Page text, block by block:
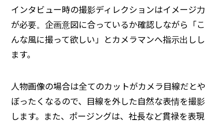
インタビュー時の撮影ディレクションはイメージ力
が必要。企画意図に合っているか確認しながら「こ
んな風に撮って欲しい」とカメラマンへ指示出しし
ます。
人物画像の場合は全てのカットがカメラ目線だとや
ぼったくなるので、目線を外した自然な表情を撮影
します。また、ポージングは、社長など貫禄を表現